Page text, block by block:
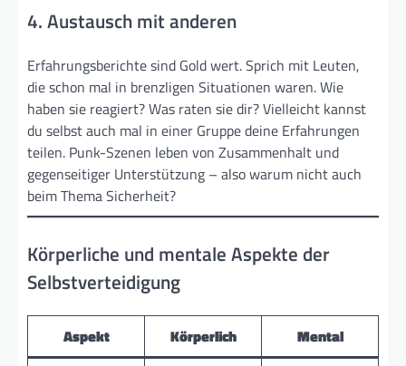
4. Austausch mit anderen
Erfahrungsberichte sind Gold wert. Sprich mit Leuten,
die schon mal in brenzligen Situationen waren. Wie
haben sie reagiert? Was raten sie dir? Vielleicht kannst
du selbst auch mal in einer Gruppe deine Erfahrungen
teilen. Punk-Szenen leben von Zusammenhalt und
gegenseitiger Unterstützung – also warum nicht auch
beim Thema Sicherheit?
Körperliche und mentale Aspekte der
Selbstverteidigung
Aspekt Körperlich Mental